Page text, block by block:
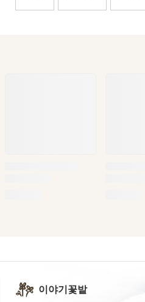
이야기꽃밭